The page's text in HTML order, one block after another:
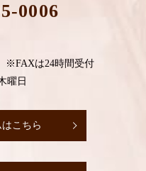
0006
※FAXは24時間受付
曜日
こちら